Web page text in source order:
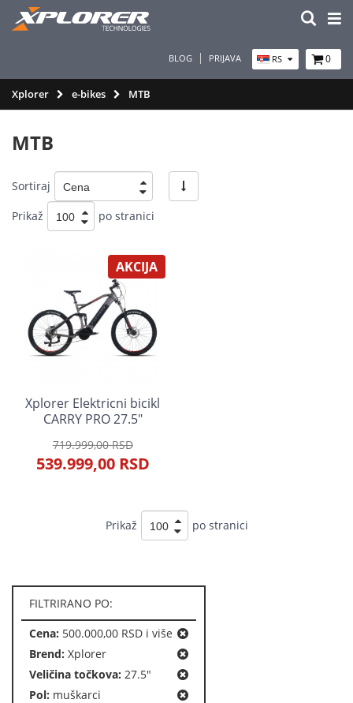
BLOG PRIJAVA RS 0
Xplorer e-bikes MTB
FILTRIRANO PO:
Cena: 500.000,00 RSD i više
Brend: Xplorer
Veličina točkova: 27.5"
Pol: muškarci
MTB
Sortiraj
Prikaž
po stranici
Xplorer Elektricni bicikl
CARRY PRO 27.5"
719.999,00 RSD
539.999,00 RSD
AKCIJA
Prikaž po stranici